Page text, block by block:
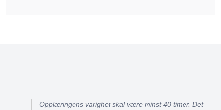
Opplæringens varighet skal være minst 40 timer. Det